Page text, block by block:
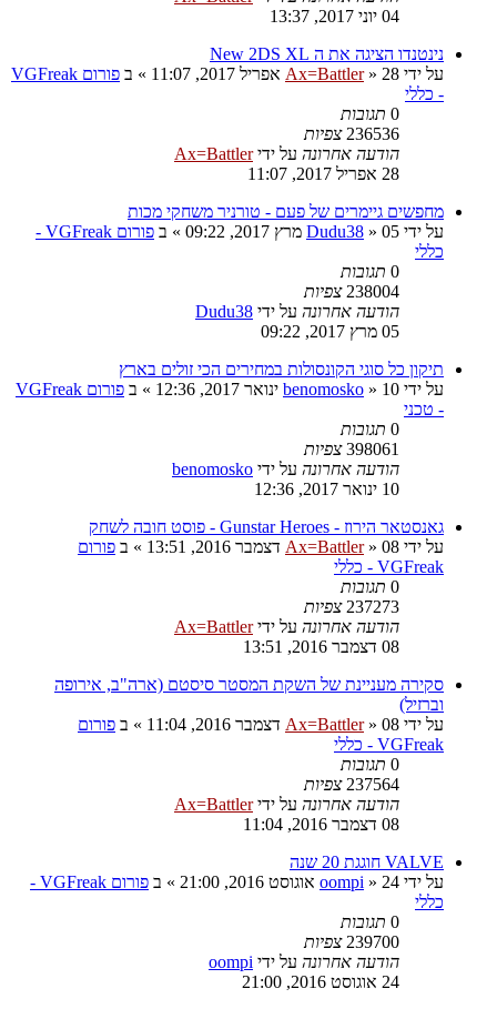
04 יוני 2017, 13:37
נינטנדו הציגה את ה New 2DS XL
על ידי
Ax=Battler» 28 אפריל 2017, 11:07 » ב
פורום VGFreak
- כללי
0 תגובות
236536 צפיות
הודעה אחרונה על ידיAx=Battler
28 אפריל 2017, 11:07
מחפשים גיימרים של פעם - טורניר משחקי מכות
על ידי
Dudu38 » 05 מרץ 2017, 09:22 » ב
פורום VGFreak -
כללי
0 תגובות
238004 צפיות
הודעה אחרונה על ידי Dudu38
05 מרץ 2017, 09:22
תיקון כל סוגי הקונסולות במחירים הכי זולים בארץ
על ידי
benomosko » 10 ינואר 2017, 12:36 » ב
פורום VGFreak
- טכני
0 תגובות
398061 צפיות
הודעה אחרונה על ידי benomosko
10 ינואר 2017, 12:36
גאנסטאר הירוז - Gunstar Heroes - פוסט חובה לשחק
על ידי
Ax=Battler» 08 דצמבר 2016, 13:51 » ב פורום
VGFreak - כללי
0 תגובות
237273 צפיות
הודעה אחרונה על ידיAx=Battler
08 דצמבר 2016, 13:51
סקירה מעניינת של השקת המסטר סיסטם (ארה"ב, אירופה
וברזיל)
על ידי
Ax=Battler» 08 דצמבר 2016, 11:04 » ב פורום
VGFreak - כללי
0 תגובות
237564 צפיות
הודעה אחרונה על ידיAx=Battler
08 דצמבר 2016, 11:04
VALVE חוגגת 20 שנה
על ידי
oompi » 24 אוגוסט 2016, 21:00 » ב
פורום VGFreak -
כללי
0 תגובות
239700 צפיות
הודעה אחרונה על ידי oompi
24 אוגוסט 2016, 21:00